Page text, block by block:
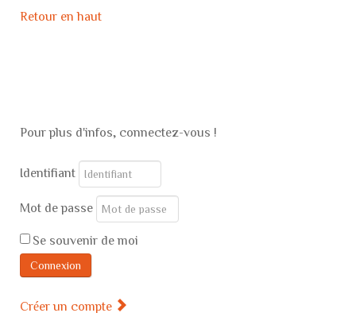
Retour en haut
Pour plus d'infos, connectez-vous !
Identifiant
Mot de passe
Se souvenir de moi
Connexion
Créer un compte